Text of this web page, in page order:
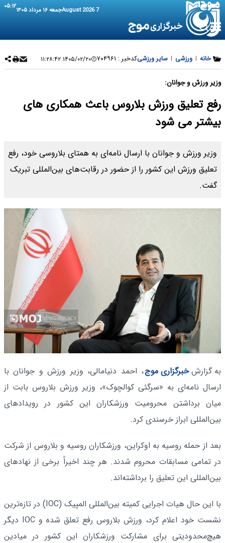
7 August 2026 جمعه ۱۶ مرداد ۱۴۰۵ ۰۵:۱۲
خانه | ورزشی | سایر ورزشیکدخبر : ۷۰۴۹۶۱ ۱۴۰۵/۰۲/۲۰ ۱۱:۲۸:۴۲
وزیر ورزش و جوانان:
رفع تعلیق ورزش بلاروس باعث همکاری های
بیشتر می شود
وزیر ورزش و جوانان با ارسال نامه‌ای به همتای بلاروسی خود، رفع
تعلیق ورزش این کشور را از حضور در رقابت‌های بین‌المللی تبریک
گفت.
به گزارشخبرگزاری موج، احمد دنیامالی، وزیر ورزش و جوانان با
ارسال نامه‌ای به «سرگئی کوالچوک»، وزیر ورزش بلاروس بابت از
میان برداشتن محرومیت ورزشکاران این کشور در رویدادهای
بین‌المللی ابراز خرسندی کرد.
بعد از حمله روسیه به اوکراین، ورزشکاران روسیه و بلاروس از شرکت
در تمامی مسابقات محروم شدند. هر چند اخیراً برخی از نهادهای
بین‌المللی این تعلیق را برداشته‌اند.
با این حال هیات اجرایی کمیته بین‌المللی المپیک (IOC) در تازه‌ترین
نشست خود اعلام کرد، ورزش بلاروس رفع تعلق شده و IOC دیگر
هیچ‌محدودیتی برای مشارکت ورزشکاران این کشور در میادین